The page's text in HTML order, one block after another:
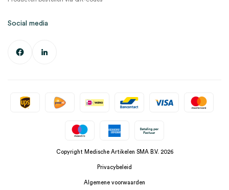
Social media
Copyright Medische Artikelen SMA B.V. 2026
Privacybeleid
Algemene voorwaarden